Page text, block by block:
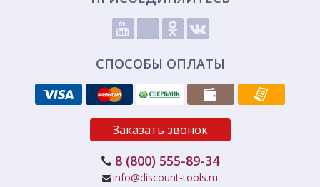
СПОСОБЫ ОПЛАТЫ
Заказать звонок
8 (800) 555-89-34
info@discount-tools.ru